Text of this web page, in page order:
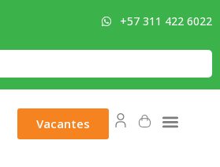
+57 311 422 6022
Vacantes